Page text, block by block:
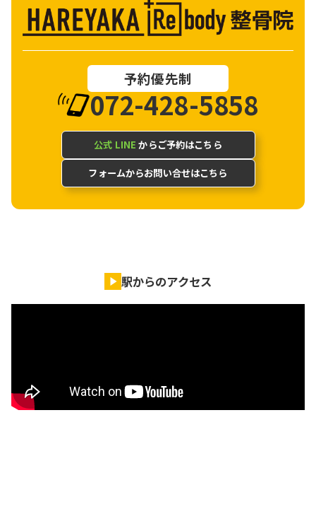
予約優先制
072-428-5858
公式 LINE からご予約はこちら
フォームからお問い合せはこちら
駅からのアクセス